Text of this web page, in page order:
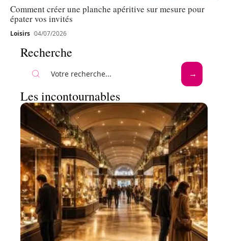
Comment créer une planche apéritive sur mesure pour
épater vos invités
Loisirs 04/07/2026
Recherche
Les incontournables